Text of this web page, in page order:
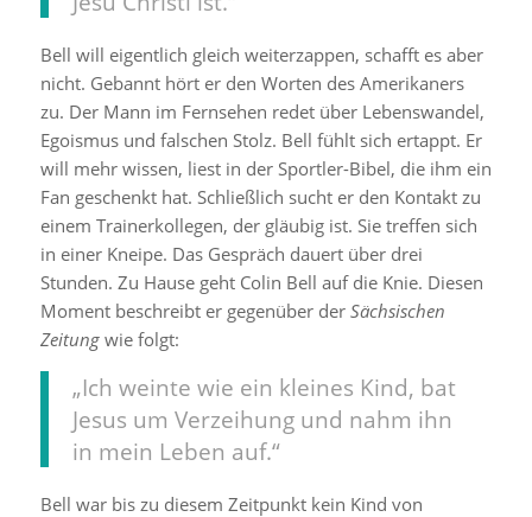
Bell will eigentlich gleich weiterzappen, schafft es aber
nicht. Gebannt hört er den Worten des Amerikaners
zu. Der Mann im Fernsehen redet über Lebenswandel,
Egoismus und falschen Stolz. Bell fühlt sich ertappt. Er
will mehr wissen, liest in der Sportler-Bibel, die ihm ein
Fan geschenkt hat. Schließlich sucht er den Kontakt zu
einem Trainerkollegen, der gläubig ist. Sie treffen sich
in einer Kneipe. Das Gespräch dauert über drei
Stunden. Zu Hause geht Colin Bell auf die Knie. Diesen
Moment beschreibt er gegenüber der Sächsischen
Zeitungwie folgt:
„Ich weinte wie ein kleines Kind, bat
Jesus um Verzeihung und nahm ihn
in mein Leben auf.“
Bell war bis zu diesem Zeitpunkt kein Kind von